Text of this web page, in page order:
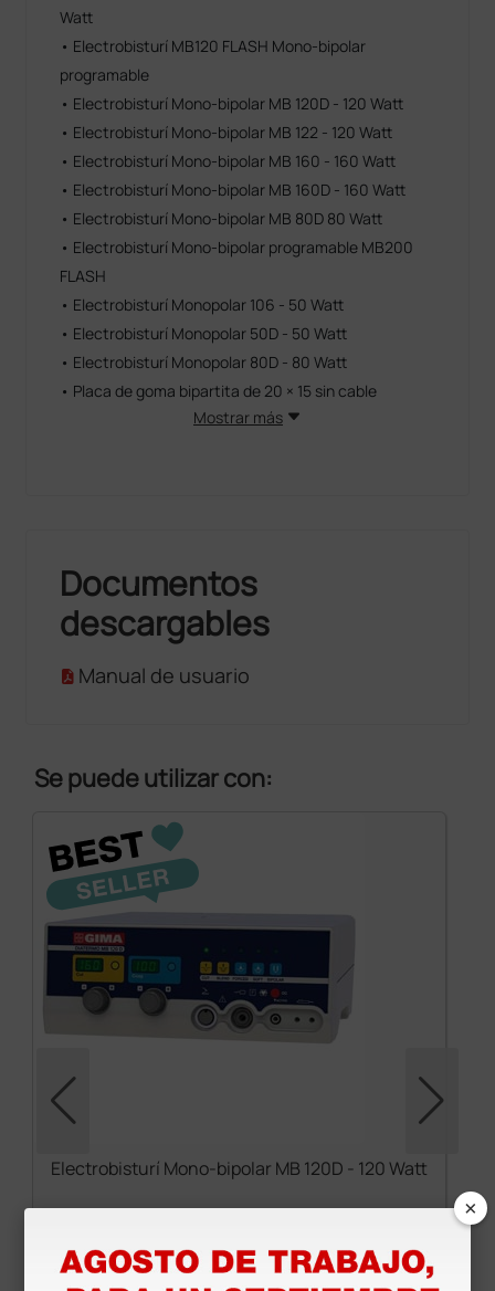
Watt
• Electrobisturí MB120 FLASH Mono-bipolar
programable
• Electrobisturí Mono-bipolar MB 120D - 120 Watt
• Electrobisturí Mono-bipolar MB 122 - 120 Watt
• Electrobisturí Mono-bipolar MB 160 - 160 Watt
• Electrobisturí Mono-bipolar MB 160D - 160 Watt
• Electrobisturí Mono-bipolar MB 80D 80 Watt
• Electrobisturí Mono-bipolar programable MB200
FLASH
• Electrobisturí Monopolar 106 - 50 Watt
• Electrobisturí Monopolar 50D - 50 Watt
• Electrobisturí Monopolar 80D - 80 Watt
• Placa de goma bipartita de 20 × 15 sin cable
Mostrar más
Documentos
descargables
Manual de usuario
Se puede utilizar con:
Electrobisturí Mono-bipolar MB 120D - 120 Watt
698,40 €970,00 €
×